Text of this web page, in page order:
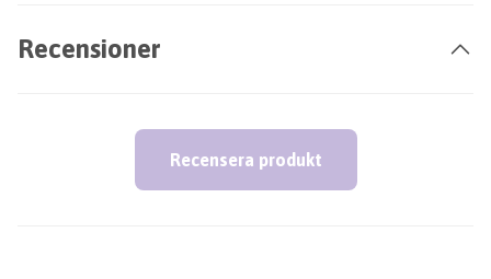
Recensioner
Recensera produkt